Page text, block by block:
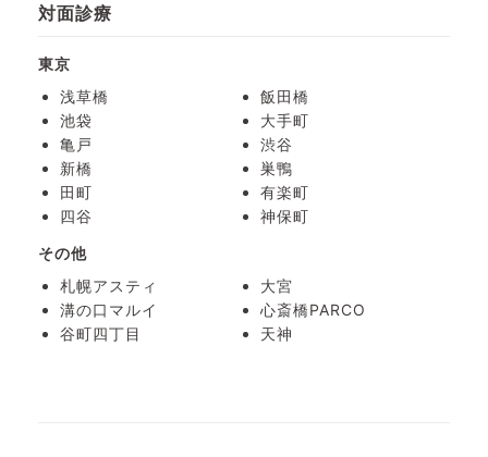
対面診療
東京
浅草橋
飯田橋
池袋
大手町
亀戸
渋谷
新橋
巣鴨
田町
有楽町
四谷
神保町
その他
札幌アスティ
大宮
溝の口マルイ
心斎橋PARCO
谷町四丁目
天神